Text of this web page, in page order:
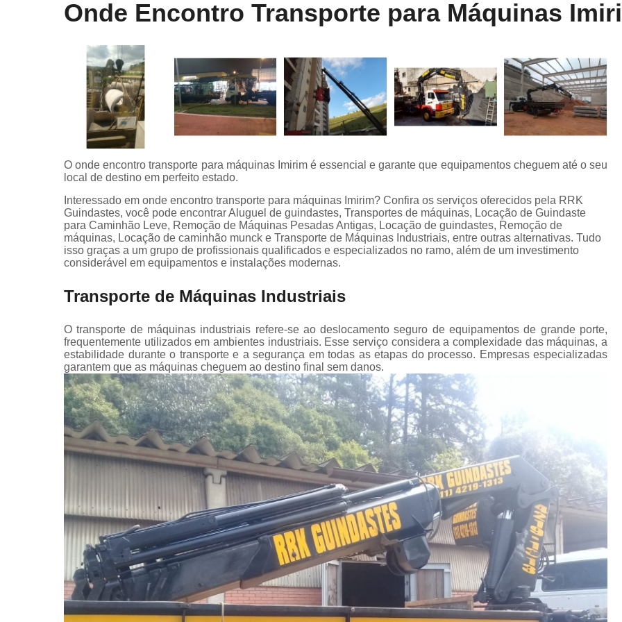
Locação de Munck Locação de
Locação de Guindaste para Caminhão Leve
Locação de Guindaste para Empilhadeira
Locação de Guindastes e Muncks
Locação de Guindastes para
Remoção de Máquinas e
Remoção de Máquinas Pesadas
Remoção de Máquinas Pesadas
Transporte e Remoção de Máquinas
Transporte de Máquinas Pesadas
Transporte
Onde Encontro Transporte para Máquinas
O onde encontro transporte para máquinas Imirim é essencial e garante que equipamentos cheguem até o seu
local de destino em perfeito estado.
Interessado em onde encontro transporte para máquinas Imirim? Confira os serviços oferecidos pela RRK
Guindastes, você pode encontrar Aluguel de guindastes, Transportes de máquinas, Locação de Guindaste
para Caminhão Leve, Remoção de Máquinas Pesadas Antigas, Locação de guindastes, Remoção de
máquinas, Locação de caminhão munck e Transporte de Máquinas Industriais, entre outras alternativas. Tudo
isso graças a um grupo de profissionais qualificados e especializados no ramo, além de um investimento
considerável em equipamentos e instalações modernas.
Transporte de Máquinas Industriais
O transporte de máquinas industriais refere-se ao deslocamento seguro de equipamentos de grande porte,
frequentemente utilizados em ambientes industriais. Esse serviço considera a complexidade das máquinas, a
estabilidade durante o transporte e a segurança em todas as etapas do processo. Empresas especializadas
garantem que as máquinas cheguem ao destino final sem danos.